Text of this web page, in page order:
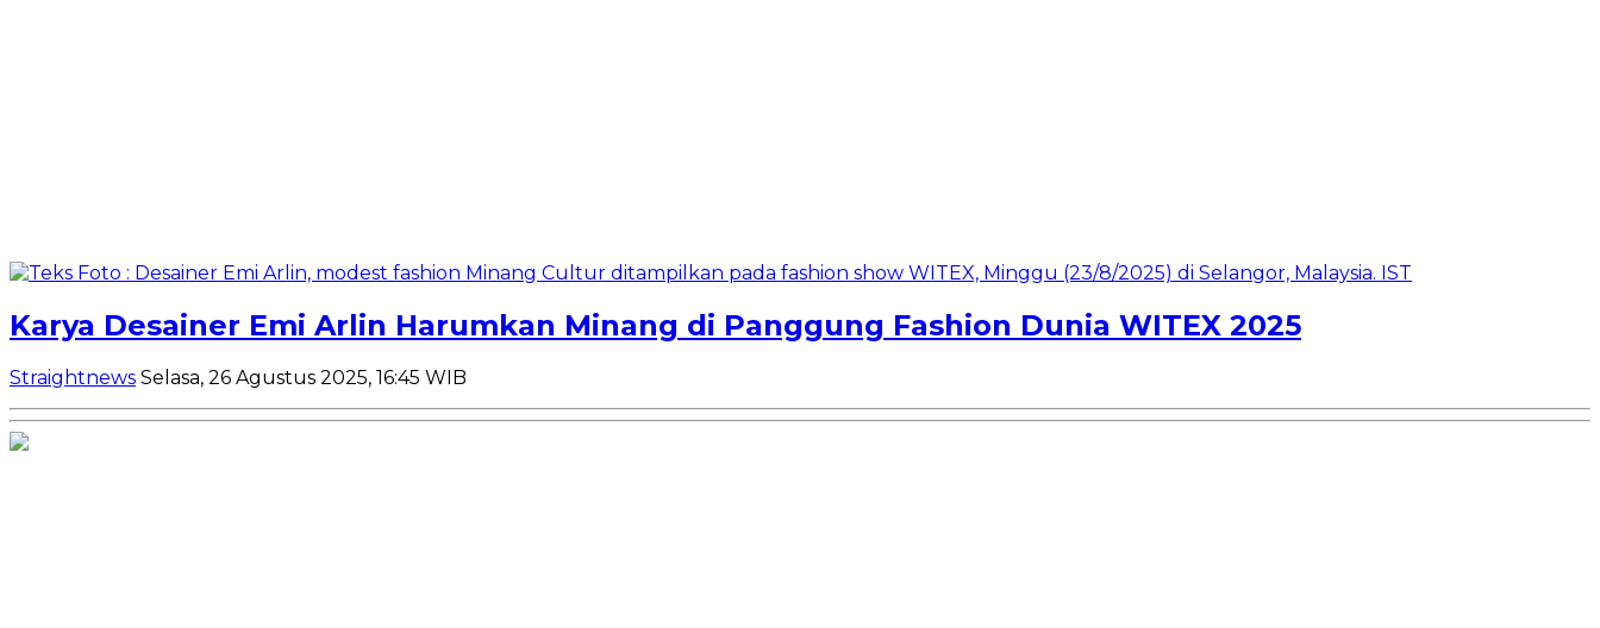
Karya Desainer Emi Arlin Harumkan Minang di Panggung Fashion Dunia WITEX 2025
Straightnews Selasa, 26 Agustus 2025, 16:45 WIB